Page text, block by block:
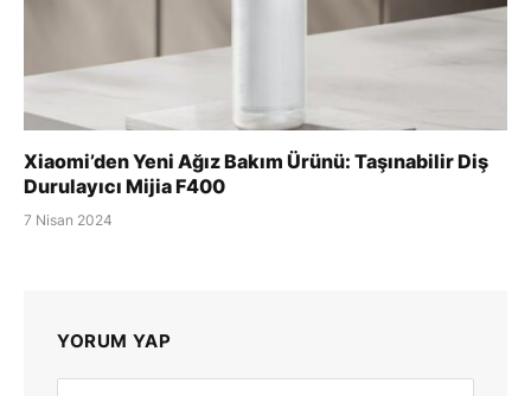
Xiaomi’den Yeni Ağız Bakım Ürünü: Taşınabilir Diş
Durulayıcı Mijia F400
7 Nisan 2024
YORUM YAP